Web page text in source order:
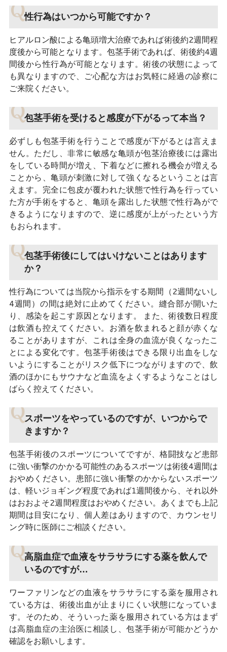
性行為はいつから可能ですか？
ヒアルロン酸による亀頭増大治療であれば術後約2週間程
度後から可能となります。包茎手術であれば、術後約4週
間後から性行為が可能となります。術後の状態によって
も異なりますので、ご心配な方はお気軽に経過の診察に
ご来院ください。
包茎手術を受けると感度が下がるって本当？
必ずしも包茎手術を行うことで感度が下がるとは言えま
せん。ただし、非常に敏感な亀頭が包茎治療後には露出
をしている時間が増え、下着などに擦れる機会が増える
ことから、亀頭が刺激に対して強くなるということは言
えます。完全に包皮が覆われた状態で性行為を行ってい
た方が手術をすると、亀頭を露出した状態で性行為がで
きるようになりますので、逆に感度が上がったという方
もおられます。
包茎手術後にしてはいけないことはあります
か？
性行為については当院から指示をする期間（2週間ないし
4週間）の間は絶対に止めてください。縫合部が開いた
り、感染を起こす原因となります。 また、術後数日程度
は飲酒も控えてください。お酒を飲まれると顔が赤くな
ることがありますが、これは全身の血流が良くなったこ
とによる変化です。包茎手術後はできる限り出血をしな
いようにすることがリスク低下につながりますので、飲
酒のほかにもサウナなど血流をよくするようなことはし
ばらく控えてください。
スポーツをやっているのですが、いつからで
きますか？
包茎手術後のスポーツについてですが、格闘技など患部
に強い衝撃のかかる可能性のあるスポーツは術後4週間は
おやめください。患部に強い衝撃のかからないスポーツ
は、軽いジョギング程度であれば1週間後から、それ以外
はおおよそ2週間程度はおやめください。あくまでも上記
期間は目安になり、個人差はありますので、カウンセリ
ング時に医師にご相談ください。
高脂血症で血液をサラサラにする薬を飲んで
いるのですが…
ワーファリンなどの血液をサラサラにする薬を服用され
ている方は、術後出血が止まりにくい状態になっていま
す。そのため、そういった薬を服用されている方はまず
は高脂血症の主治医に相談し、包茎手術が可能かどうか
確認をお願いします。